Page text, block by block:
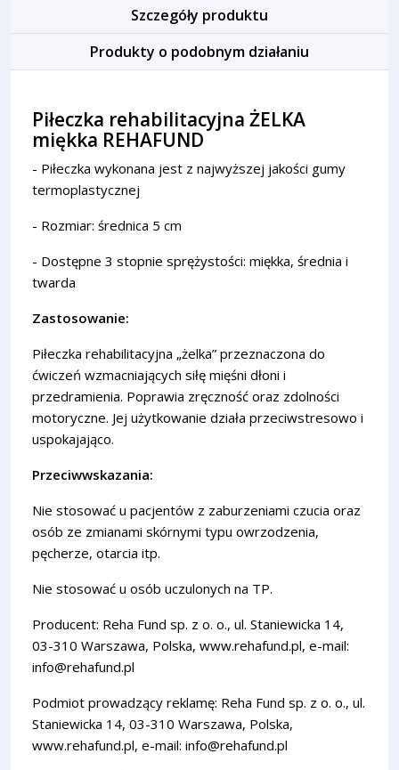
Szczegóły produktu
Produkty o podobnym działaniu
Piłeczka rehabilitacyjna ŻELKA
miękka REHAFUND
- Piłeczka wykonana jest z najwyższej jakości gumy
termoplastycznej
- Rozmiar: średnica 5 cm
- Dostępne 3 stopnie sprężystości: miękka, średnia i
twarda
Zastosowanie:
Piłeczka rehabilitacyjna „żelka” przeznaczona do
ćwiczeń wzmacniających siłę mięśni dłoni i
przedramienia. Poprawia zręczność oraz zdolności
motoryczne. Jej użytkowanie działa przeciwstresowo i
uspokajająco.
Przeciwwskazania:
Nie stosować u pacjentów z zaburzeniami czucia oraz
osób ze zmianami skórnymi typu owrzodzenia,
pęcherze, otarcia itp.
Nie stosować u osób uczulonych na TP.
Producent: Reha Fund sp. z o. o., ul. Staniewicka 14,
03-310 Warszawa, Polska, www.rehafund.pl, e-mail:
info@rehafund.pl
Podmiot prowadzący reklamę: Reha Fund sp. z o. o., ul.
Staniewicka 14, 03-310 Warszawa, Polska,
www.rehafund.pl, e-mail: info@rehafund.pl